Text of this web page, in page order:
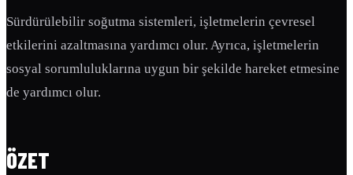
Sürdürülebilir soğutma sistemleri, işletmelerin çevresel
etkilerini azaltmasına yardımcı olur. Ayrıca, işletmelerin
sosyal sorumluluklarına uygun bir şekilde hareket etmesine
de yardımcı olur.
ÖZET